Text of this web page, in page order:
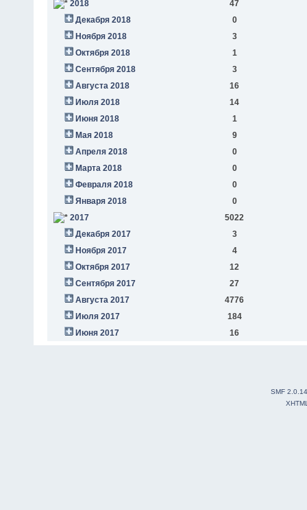
2018
47
Декабря 2018
0
Ноября 2018
3
Октября 2018
1
Сентября 2018
3
Августа 2018
16
Июля 2018
14
Июня 2018
1
Мая 2018
9
Апреля 2018
0
Марта 2018
0
Февраля 2018
0
Января 2018
0
2017
5022
Декабря 2017
3
Ноября 2017
4
Октября 2017
12
Сентября 2017
27
Августа 2017
4776
Июля 2017
184
Июня 2017
16
SMF 2.0.14